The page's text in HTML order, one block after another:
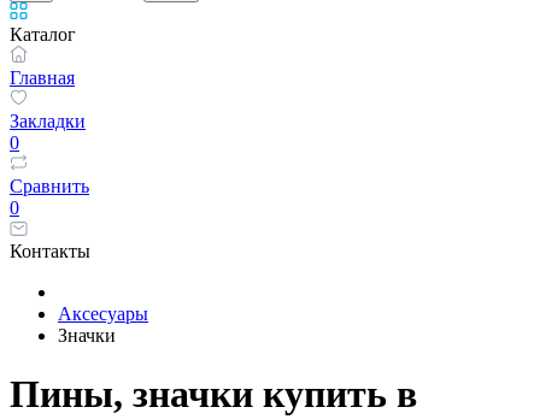
Каталог
Главная
Закладки
0
Сравнить
0
Контакты
Аксесуары
Значки
Пины, значки купить в